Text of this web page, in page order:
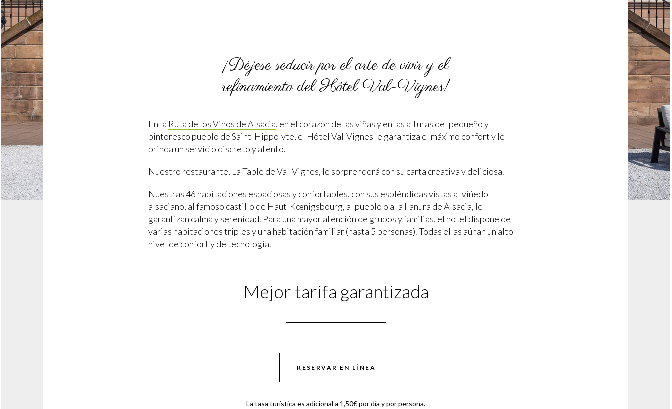
¡Déjese seducir por el arte de vivir y el
refinamiento del Hôtel Val-Vignes!
En la Ruta de los Vinos de Alsacia, en el corazón de las viñas y en las alturas del pequeño y
pintoresco pueblo deSaint-Hippolyte, el Hôtel Val-Vignes le garantiza el máximo confort y le
brinda un servicio discreto y atento.
Nuestro restaurante, La Table de Val-Vignes, le sorprenderá con su carta creativa y deliciosa.
Nuestras 46 habitaciones espaciosas y confortables, con sus espléndidas vistas al viñedo
alsaciano, al famoso castillo de Haut-Kœnigsbourg, al pueblo o a la llanura de Alsacia, le
garantizan calma y serenidad. Para una mayor atención de grupos y familias, el hotel dispone de
varias habitaciones triples y una habitación familiar (hasta 5 personas). Todas ellas aúnan un alto
nivel de confort y de tecnología.
Mejor tarifa garantizada
RESERVAR EN LÍNEA
La tasa turística es adicional a 1,50€ por día y por persona.